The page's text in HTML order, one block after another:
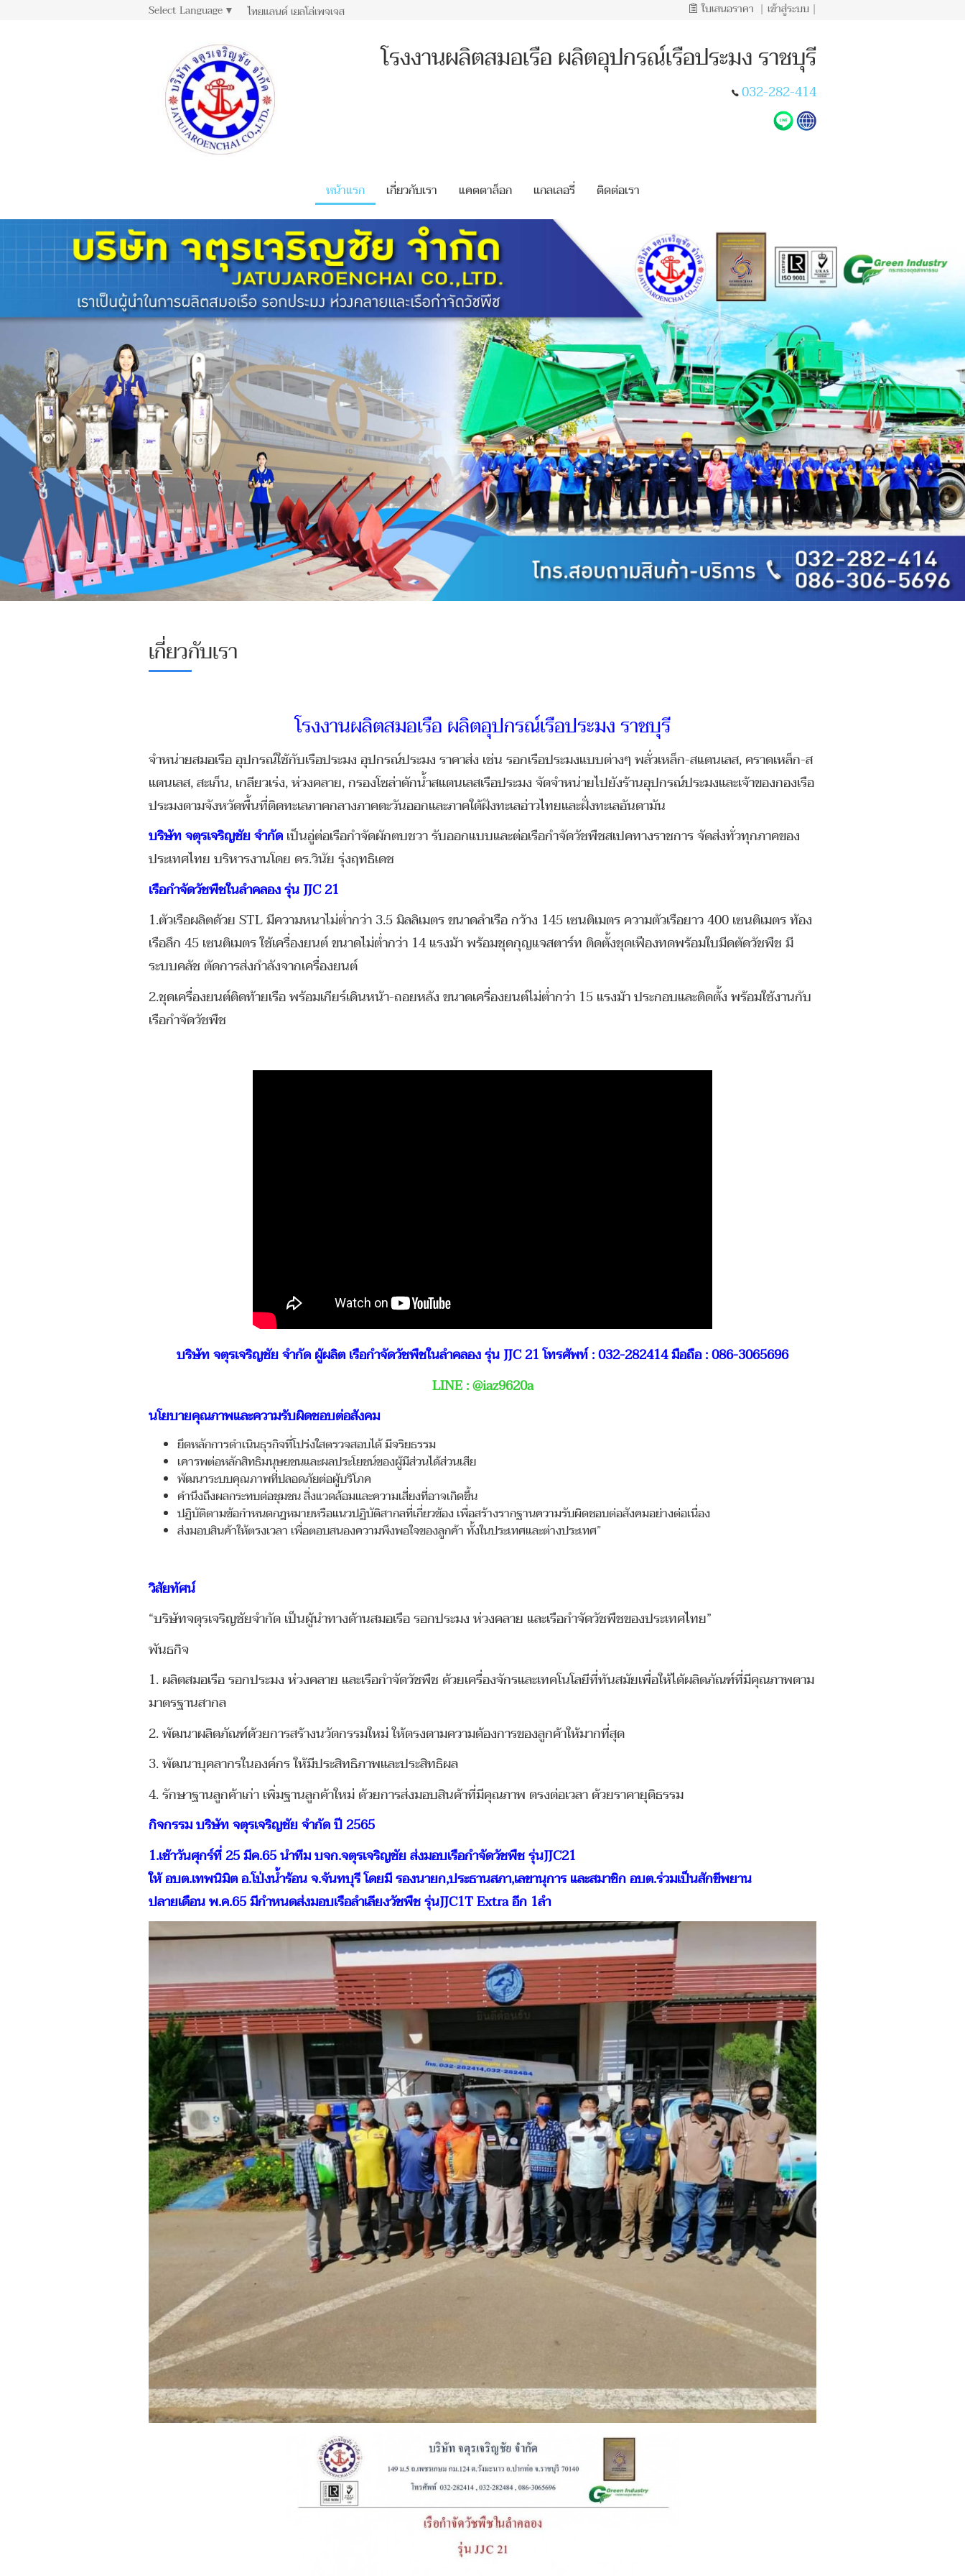
Select Language ▼ ไทยแลนด์ เยลโล่เพจเจส ใบเสนอราคา | เข้าสู่ระบบ |
โรงงานผลิตสมอเรือ ผลิตอุปกรณ์เรือประมง ราชบุรี
032-282-414
หน้าแรก เกี่ยวกับเรา แคตตาล็อก แกลเลอรี่ ติดต่อเรา
เกี่ยวกับเรา
โรงงานผลิตสมอเรือ ผลิตอุปกรณ์เรือประมง ราชบุรี
จำหน่ายสมอเรือ อุปกรณ์ใช้กับเรือประมง อุปกรณ์ประมง ราคาส่ง เช่น รอกเรือประมงแบบต่างๆ พลั่วเหล็ก-สแตนเลส, คราดเหล็ก-ส
แตนเลส, สะเก็น, เกลียวเร่ง, ห่วงคลาย, กรองโซล่าดักน้ำสแตนเลสเรือประมง จัดจำหน่ายไปยังร้านอุปกรณ์ประมงและเจ้าของกองเรือ
ประมงตามจังหวัดพื้นที่ติดทะเลภาคกลางภาคตะวันออกและภาคใต้ฝังทะเลอ่าวไทยและฝั่งทะเลอันดามัน
บริษัท จตุรเจริญชัย จำกัดเป็นอู่ต่อเรือกำจัดผักตบชวา รับออกแบบและต่อเรือกำจัดวัชพืชสเปคทางราชการ จัดส่งทั่วทุกภาคของ
ประเทศไทย บริหารงานโดย ดร.วินัย รุ่งฤทธิเดช
เรือกำจัดวัชพืชในลำคลอง รุ่น JJC 21
1.ตัวเรือผลิตด้วย STL มีความหนาไม่ต่ำกว่า 3.5 มิลลิเมตร ขนาดลำเรือ กว้าง 145 เซนติเมตร ความตัวเรือยาว 400 เซนติเมตร ท้อง
เรือลึก 45 เซนติเมตร ใช้เครื่องยนต์ ขนาดไม่ต่ำกว่า 14 แรงม้า พร้อมชุดกุญแจสตาร์ท ติดตั้งชุดเฟืองทดพร้อมใบมีดตัดวัชพืช มี
ระบบคลัช ตัดการส่งกำลังจากเครื่องยนต์
2.ชุดเครื่องยนต์ติดท้ายเรือ พร้อมเกียร์เดินหน้า-ถอยหลัง ขนาดเครื่องยนต์ไม่ต่ำกว่า 15 แรงม้า ประกอบและติดตั้ง พร้อมใช้งานกับ
เรือกำจัดวัชพืช
บริษัท จตุรเจริญชัย จำกัด ผู้ผลิตเรือกำจัดวัชพืชในลำคลอง รุ่น JJC 21โทรศัพท์ : 032-282414 มือถือ : 086-3065696
LINE :@iaz9620a
นโยบายคุณภาพและความรับผิดชอบต่อสังคม
ยึดหลักการดำเนินธุรกิจที่โปร่งใสตรวจสอบได้ มีจริยธรรม
เคารพต่อหลักสิทธิมนุษยชนและผลประโยชน์ของผู้มีส่วนได้ส่วนเสีย
พัฒนาระบบคุณภาพที่ปลอดภัยต่อผู้บริโภค
คำนึงถึงผลกระทบต่อชุมชน สิ่งแวดล้อมและความเสี่ยงที่อาจเกิดขึ้น
ปฏิบัติตามข้อกำหนดกฎหมายหรือแนวปฏิบัติสากลที่เกี่ยวข้อง เพื่อสร้างรากฐานความรับผิดชอบต่อสังคมอย่างต่อเนื่อง
ส่งมอบสินค้าให้ตรงเวลา เพื่อตอบสนองความพึงพอใจของลูกค้า ทั้งในประเทศและต่างประเทศ”
วิสัยทัศน์
“บริษัทจตุรเจริญชัยจำกัด เป็นผู้นำทางด้านสมอเรือ รอกประมง ห่วงคลาย และเรือกำจัดวัชพืชของประเทศไทย”
พันธกิจ
1. ผลิตสมอเรือ รอกประมง ห่วงคลาย และเรือกำจัดวัชพืช ด้วยเครื่องจักรและเทคโนโลยีที่ทันสมัยเพื่อให้ได้ผลิตภัณฑ์ที่มีคุณภาพตาม
มาตรฐานสากล
2. พัฒนาผลิตภัณฑ์ด้วยการสร้างนวัตกรรมใหม่ ให้ตรงตามความต้องการของลูกค้าให้มากที่สุด
3. พัฒนาบุคลากรในองค์กร ให้มีประสิทธิภาพและประสิทธิผล
4. รักษาฐานลูกค้าเก่า เพิ่มฐานลูกค้าใหม่ ด้วยการส่งมอบสินค้าที่มีคุณภาพ ตรงต่อเวลา ด้วยราคายุติธรรม
กิจกรรม บริษัท จตุรเจริญชัย จำกัด ปี 2565
1.เช้าวันศุกร์ที่ 25 มีค.65 นำทีม บจก.จตุรเจริญชัย ส่งมอบเรือกำจัดวัชพืช รุ่นJJC21
ให้ อบต.เทพนิมิต อ.โป่งน้ำร้อน จ.จันทบุรี โดยมี รองนายก,ประธานสภา,เลขานุการ และสมาชิก อบต.ร่วมเป็นสักขีพยาน
ปลายเดือน พ.ค.65 มีกำหนดส่งมอบเรือลำเลียงวัชพืช รุ่นJJC1T Extra อีก 1ลำ